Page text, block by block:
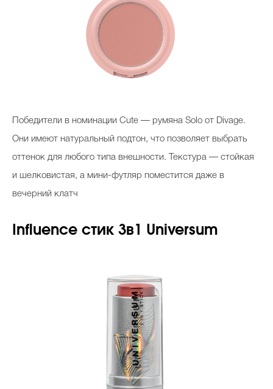
Победители в номинации Cute — румяна Solo от Divage.
Они имеют натуральный подтон, что позволяет выбрать
оттенок для любого типа внешности. Текстура — стойкая
и шелковистая, а мини-футляр поместится даже в
вечерний клатч
Influence стик 3в1 Universum